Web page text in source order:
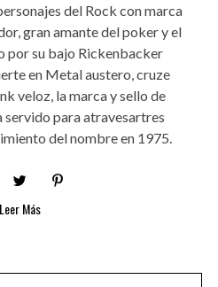
del Rock con marca
gran amante del poker y el
por su bajo Rickenbacker
en Metal austero, cruze
veloz, la marca y sello de
servido para atravesartres
del nombre en 1975.
Leer Más